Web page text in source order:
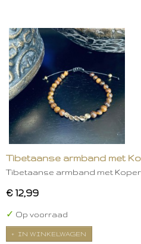
Tibetaanse armband met
Tibetaanse armband met Koper
€ 12,99
✓ Op voorraad
IN WINKELWAGEN